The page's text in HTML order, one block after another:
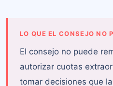
LO QUE EL CONSEJO NO
El consejo no puede
autorizar cuotas
tomar decisiones que